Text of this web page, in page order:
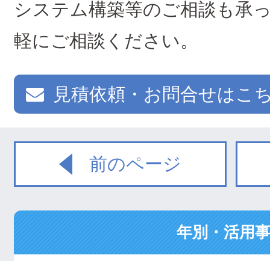
システム構築等のご相談も承
軽にご相談ください。
見積依頼・お問合せはこ
前のページ
年別・活用